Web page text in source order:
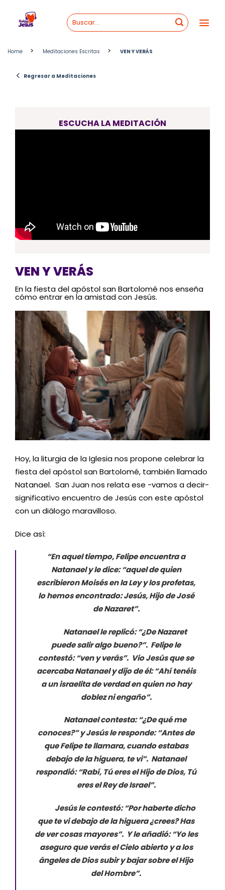
content
Home > Meditaciones Escritas > VEN Y VERÁS
< Regresar a Meditaciones
ESCUCHA LA MEDITACIÓN
VEN Y VERÁS
En la fiesta del apóstol san Bartolomé nos enseña
cómo entrar en la amistad con Jesús.
Hoy, la liturgia de la Iglesia nos propone celebrar la
fiesta del apóstol san Bartolomé, también llamado
Natanael. San Juan nos relata ese -vamos a decir-
significativo encuentro de Jesús con este apóstol
con un diálogo maravilloso.
Dice así:
“En aquel tiempo, Felipe encuentra a
Natanael y le dice: “aquel de quien
escribieron Moisés en la Ley y los profetas,
lo hemos encontrado: Jesús, Hijo de José
de Nazaret”.
Natanael le replicó: “¿De Nazaret
puede salir algo bueno?”. Felipe le
contestó: “ven y verás”. Vio Jesús que se
acercaba Natanael y dijo de él: “Ahí tenéis
a un israelita de verdad en quien no hay
doblez ni engaño”.
Natanael contesta: “¿De qué me
conoces?” y Jesús le responde: “Antes de
que Felipe te llamara, cuando estabas
debajo de la higuera, te vi”. Natanael
respondió: “Rabí, Tú eres el Hijo de Dios, Tú
eres el Rey de Israel”.
Jesús le contestó: “Por haberte dicho
que te vi debajo de la higuera ¿crees? Has
de ver cosas mayores”. Y le añadió: “Yo les
aseguro que verás el Cielo abierto y a los
ángeles de Dios subir y bajar sobre el Hijo
del Hombre”.